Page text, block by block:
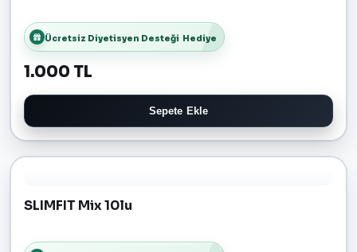
Ücretsiz Diyetisyen Desteği Hediye
1.000 TL
Sepete Ekle
SLIMFIT Mix 10lu